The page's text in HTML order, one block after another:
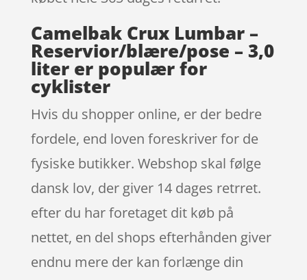
Camelbak Crux Lumbar –
Reservior/blære/pose – 3,0
liter er populær for
cyklister
Hvis du shopper online, er der bedre
fordele, end loven foreskriver for de
fysiske butikker. Webshop skal følge
dansk lov, der giver 14 dages retrret.
efter du har foretaget dit køb på
nettet, en del shops efterhånden giver
endnu mere der kan forlænge din